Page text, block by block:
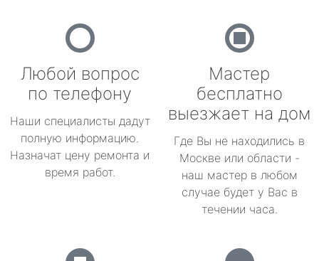
Любой вопрос
по телефону
Наши специалисты дадут
полную информацию.
Назначат цену ремонта и
время работ.
Мастер
бесплатно
выезжает на дом
Где Вы не находились в
Москве или области -
наш мастер в любом
случае будет у Вас в
течении часа.